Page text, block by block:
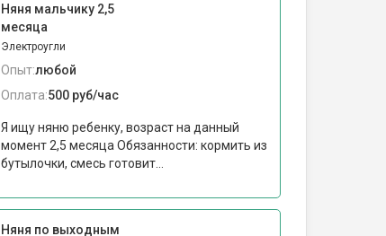
Няня мальчику 2,5
месяца
Электроугли
Опыт:любой
Оплата:500 руб/час
Я ищу няню ребенку, возраст на данный
момент 2,5 месяца Обязанности: кормить из
бутылочки, смесь готовит...
Няня по выходным